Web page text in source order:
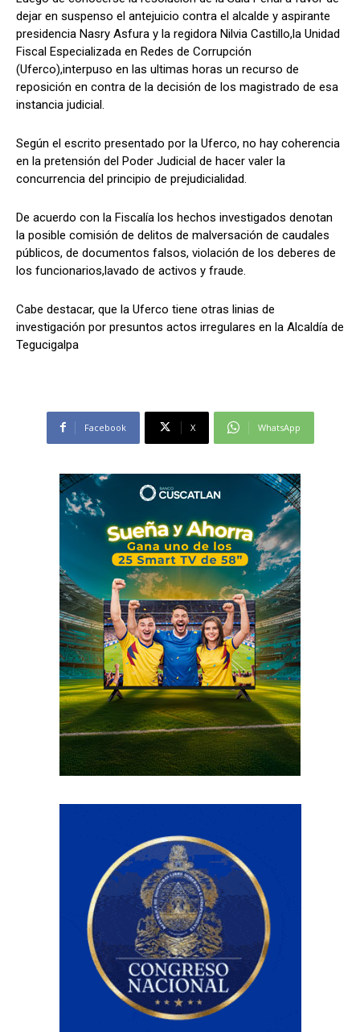
Comparta
Facebook X WhatsApp
Síganos
Comparta
Facebook X WhatsApp
Síganos
dejar en suspenso el antejuicio contra el alcalde y aspirante
presidencia Nasry Asfura y la regidora Nilvia Castillo,la Unidad
Fiscal Especializada en Redes de Corrupción
(Uferco),interpuso en las ultimas horas un recurso de
reposición en contra de la decisión de los magistrado de esa
instancia judicial.
Según el escrito presentado por la Uferco, no hay coherencia
en la pretensión del Poder Judicial de hacer valer la
concurrencia del principio de prejudicialidad.
De acuerdo con la Fiscalía los hechos investigados denotan
la posible comisión de delitos de malversación de caudales
públicos, de documentos falsos, violación de los deberes de
los funcionarios,lavado de activos y fraude.
Cabe destacar, que la Uferco tiene otras linias de
investigación por presuntos actos irregulares en la Alcaldía de
Tegucigalpa
Facebook X WhatsApp